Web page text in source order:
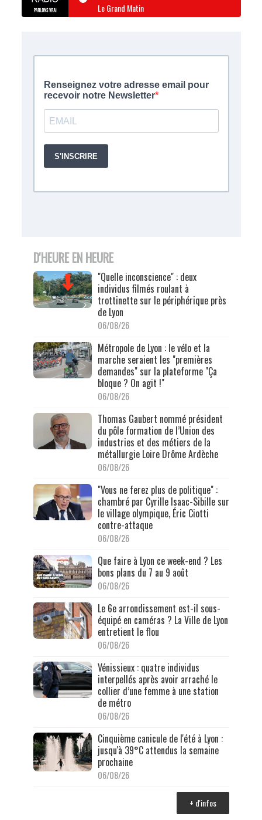
Le Grand Matin
D'HEURE EN HEURE
"Quelle inconscience" : deux
individus filmés roulant à
trottinette sur le périphérique près
de Lyon
06/08/26
Métropole de Lyon : le vélo et la
marche seraient les "premières
demandes" sur la plateforme "Ça
bloque ? On agit !"
06/08/26
Thomas Gaubert nommé président
du pôle formation de l’Union des
industries et des métiers de la
métallurgie Loire Drôme Ardèche
06/08/26
"Vous ne ferez plus de politique" :
chambré par Cyrille Isaac-Sibille sur
le village olympique, Éric Ciotti
contre-attaque
06/08/26
Que faire à Lyon ce week-end ? Les
bons plans du 7 au 9 août
06/08/26
Le 6e arrondissement est-il sous-
équipé en caméras ? La Ville de Lyon
entretient le flou
06/08/26
Vénissieux : quatre individus
interpellés après avoir arraché le
collier d’une femme à une station
de métro
06/08/26
Cinquième canicule de l'été à Lyon :
jusqu'à 39°C attendus la semaine
prochaine
06/08/26
+ d'infos